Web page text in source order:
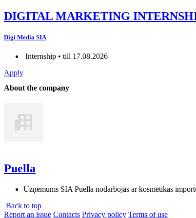
DIGITAL MARKETING
Digi Media SIA
Internship • till 17.08.2026
Apply
About the company
Puella
Uzņēmums SIA Puella nodarbojās ar kosmētikas
Back to top
Report an issue Contacts Privacy policy Terms of use